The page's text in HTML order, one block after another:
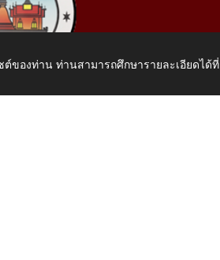
ของท่าน ท่านสามารถศึกษารายละเอียดได้ที่